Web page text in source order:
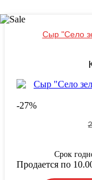
Сыр "Село
-27%
Срок
Продается по